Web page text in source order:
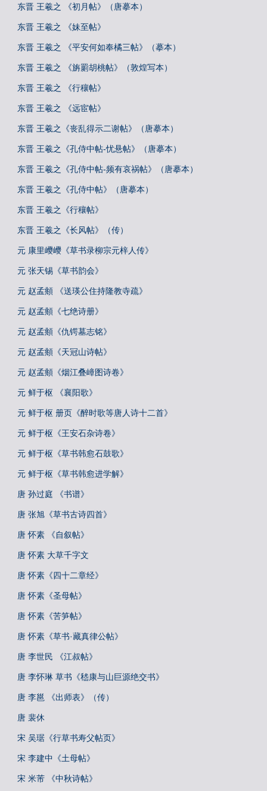
东晋 王羲之 《初月帖》（唐摹本）
东晋 王羲之 《妹至帖》
东晋 王羲之 《平安何如奉橘三帖》（摹本）
东晋 王羲之 《旃罽胡桃帖》（敦煌写本）
东晋 王羲之 《行穰帖》
东晋 王羲之 《远宦帖》
东晋 王羲之《丧乱得示二谢帖》（唐摹本）
东晋 王羲之《孔侍中帖-忧悬帖》（唐摹本）
东晋 王羲之《孔侍中帖-频有哀祸帖》（唐摹本）
东晋 王羲之《孔侍中帖》（唐摹本）
东晋 王羲之《行穰帖》
东晋 王羲之《长风帖》（传）
元 康里巎巎《草书录柳宗元梓人传》
元 张天锡《草书韵会》
元 赵孟頫 《送瑛公住持隆教寺疏》
元 赵孟頫《七绝诗册》
元 赵孟頫《仇锷墓志铭》
元 赵孟頫《天冠山诗帖》
元 赵孟頫《烟江叠嶂图诗卷》
元 鲜于枢 《襄阳歌》
元 鲜于枢 册页《醉时歌等唐人诗十二首》
元 鲜于枢《王安石杂诗卷》
元 鲜于枢《草书韩愈石鼓歌》
元 鲜于枢《草书韩愈进学解》
唐 孙过庭 《书谱》
唐 张旭《草书古诗四首》
唐 怀素 《自叙帖》
唐 怀素 大草千字文
唐 怀素《四十二章经》
唐 怀素《圣母帖》
唐 怀素《苦笋帖》
唐 怀素《草书·藏真律公帖》
唐 李世民 《江叔帖》
唐 李怀琳 草书《嵇康与山巨源绝交书》
唐 李邕 《出师表》（传）
唐 裴休
宋 吴琚《行草书寿父帖页》
宋 李建中《土母帖》
宋 米芾 《中秋诗帖》